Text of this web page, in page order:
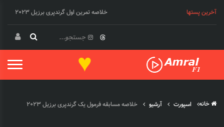
آخرین پستها خلاصه تمرین اول گرندپری برزیل 2023
♥
خانه اسپورت آرشیو خلاصه مسابقه فرمول یک گرندپری برزیل 2023